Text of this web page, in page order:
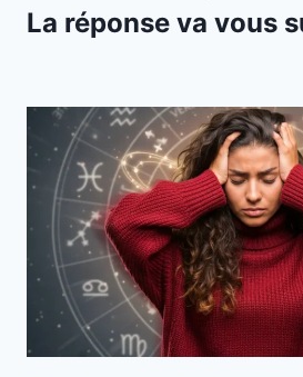
La réponse va vous